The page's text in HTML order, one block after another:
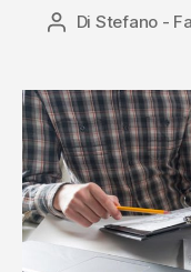
Autore
Di Stefano -